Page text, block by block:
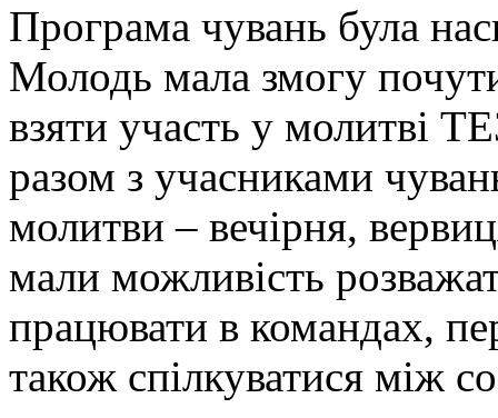
Програма чувань була
Молодь мала змогу
взяти участь у молитві
разом з учасниками
молитви – вечірня,
мали можливість
працювати в командах,
також спілкуватися між